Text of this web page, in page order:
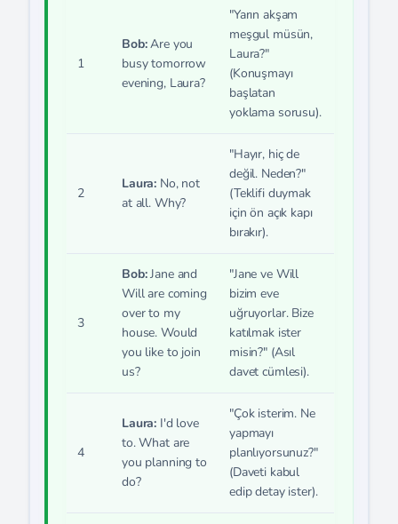
1
Bob:Are you
busy tomorrow
evening, Laura?
"Yarın akşam
meşgul müsün,
Laura?"
(Konuşmayı
başlatan
yoklama sorusu).
2
Laura: No, not
at all. Why?
"Hayır, hiç de
değil. Neden?"
(Teklifi duymak
için ön açık kapı
bırakır).
3
Bob:Jane and
Will are coming
over to my
house. Would
you like to join
us?
"Jane ve Will
bizim eve
uğruyorlar. Bize
katılmak ister
misin?" (Asıl
davet cümlesi).
4
Laura: I'd love
to. What are
you planning to
do?
"Çok isterim. Ne
yapmayı
planlıyorsunuz?"
(Daveti kabul
edip detay ister).